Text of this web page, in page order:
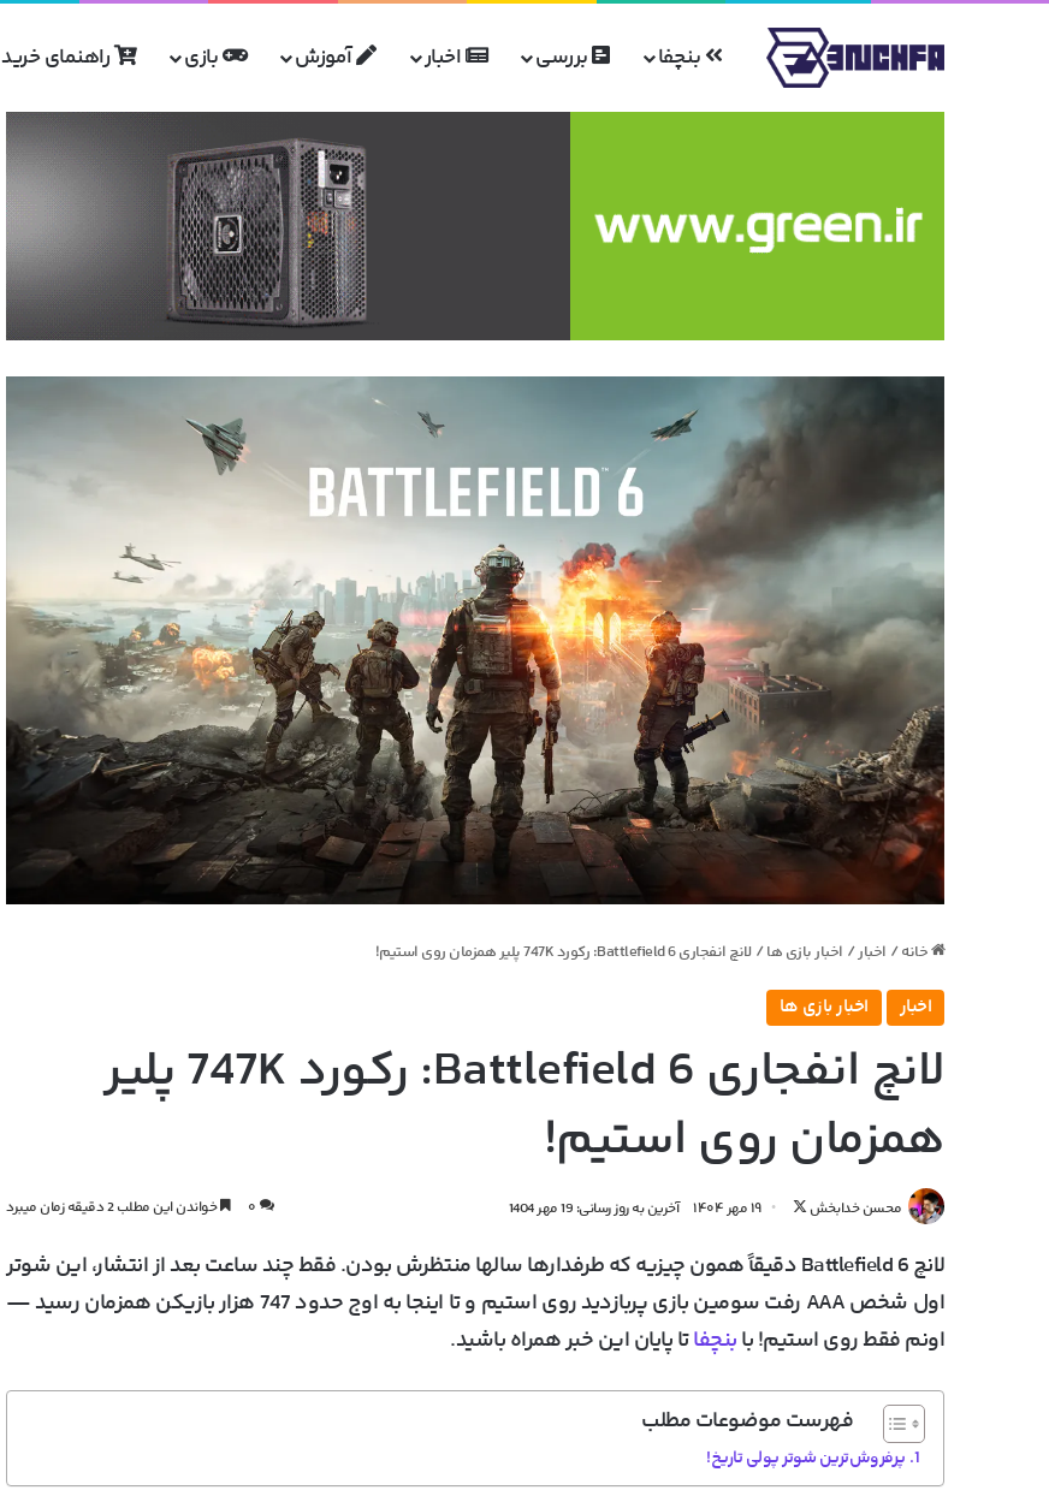
بنچفا بررسی اخبار آموزش بازی راهنمای خرید
خانه / اخبار / اخبار بازی ها / لانچ انفجاری Battlefield 6: رکورد 747K پلیر همزمان روی استیم!
اخبار اخبار بازی ها
لانچ انفجاری Battlefield 6: رکورد 747K پلیر
همزمان روی استیم!
محسن خدابخش
دنبال
در
X
۱۹ مهر ۱۴۰۴ آخرین به روز رسانی: 19 مهر 1404 ۰ خواندن این مطلب 2 دقیقه زمان میبرد
لانچ Battlefield 6 دقیقاً همون چیزیه که طرفدارها سالها منتظرش بودن. فقط چند ساعت بعد از انتشار، این شوتر
اول شخص AAA رفت سومین بازی پربازدید روی استیم و تا اینجا به اوج حدود
747 هزار
بازیکن همزمان رسید —
اونم فقط روی استیم! بابنچفاتا پایان این خبر همراه باشید.
فهرست موضوعات مطلب
پرفروش‌ترین شوتر پولی تاریخ!